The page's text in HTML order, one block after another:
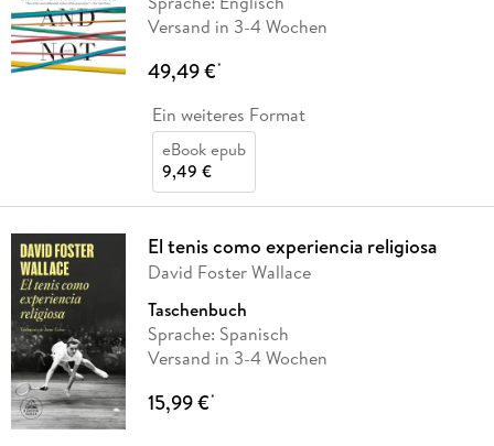
Versand in 3-4 Wochen
49,49 €*
Ein weiteres Format
eBook epub
9,49 €
El tenis como experiencia religiosa
David Foster Wallace
Taschenbuch
Sprache: Spanisch
Versand in 3-4 Wochen
15,99 €*